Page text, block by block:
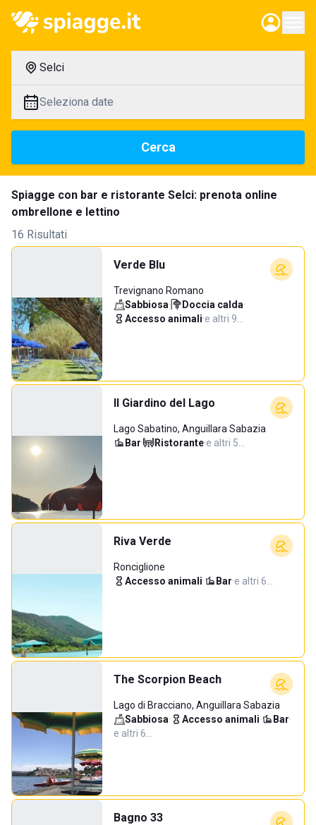
Selci
Seleziona date
Cerca
Spiagge con bar e ristorante Selci: prenota online
ombrellone e lettino
16 Risultati
Verde Blu
Trevignano Romano
Sabbiosa· Doccia calda·
Accesso animali·e altri 9…
Il Giardino del Lago
Lago Sabatino, Anguillara Sabazia
Bar· Ristorante·e altri 5…
Riva Verde
Ronciglione
Accesso animali· Bar·e altri 6…
The Scorpion Beach
Lago di Bracciano, Anguillara Sabazia
Sabbiosa· Accesso animali· Bar·
e altri 6…
Bagno 33